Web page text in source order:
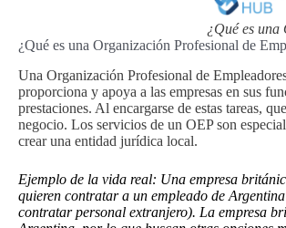
¿Qué es
¿Qué es una Organización Profesional de
Una Organización Profesional de
proporciona y apoya a las empresas en sus
prestaciones. Al encargarse de estas tareas,
negocio. Los servicios de un OEP son
crear una entidad jurídica local.
Ejemplo de la vida real: Una empresa
quieren contratar a un empleado de
contratar personal extranjero). La empresa